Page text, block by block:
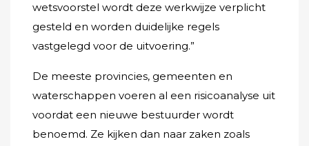
wetsvoorstel wordt deze werkwijze verplicht
gesteld en worden duidelijke regels
vastgelegd voor de uitvoering.”
De meeste provincies, gemeenten en
waterschappen voeren al een risicoanalyse uit
voordat een nieuwe bestuurder wordt
benoemd. Ze kijken dan naar zaken zoals